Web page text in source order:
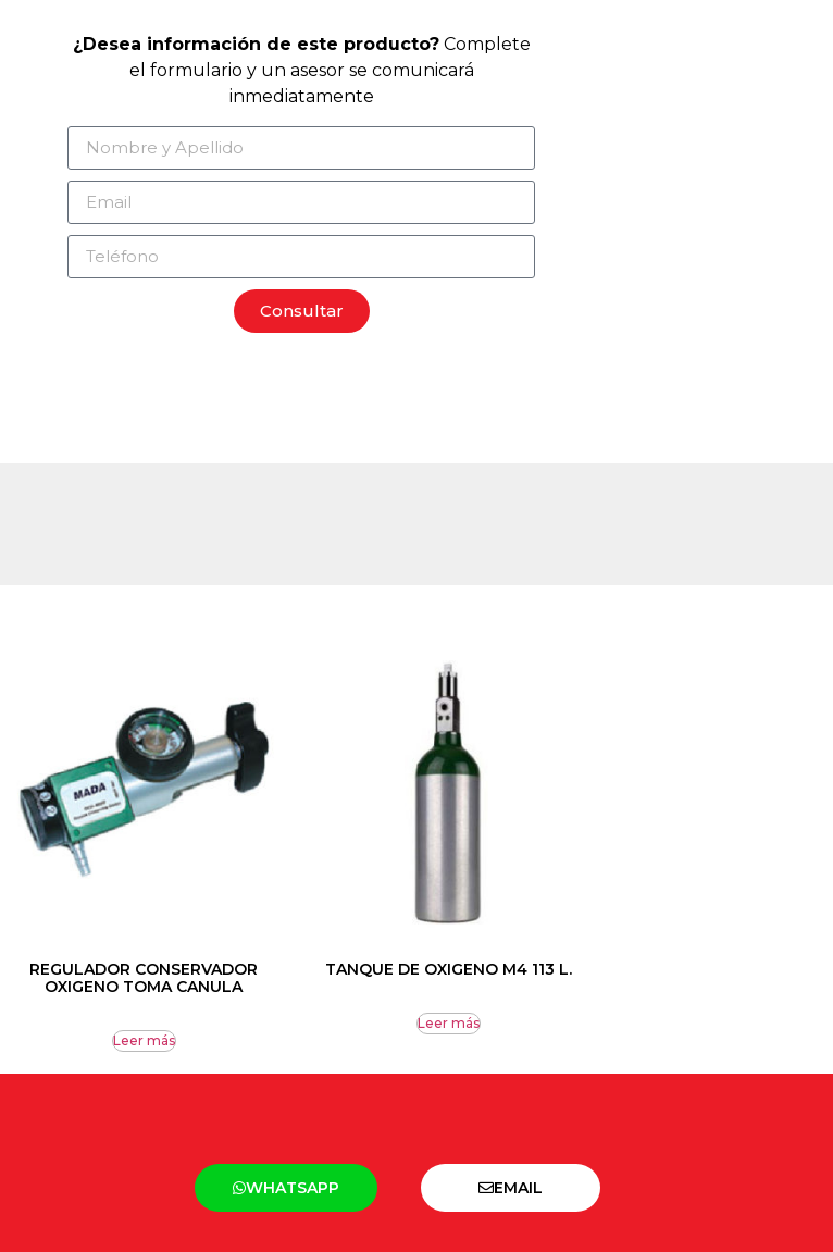
¿Desea información de este producto?Complete
el formulario y un asesor se comunicará
inmediatamente
Consultar
REGULADOR CONSERVADOR
OXIGENO TOMA CANULA
Leer más
TANQUE DE OXIGENO M4 113 L.
Leer más
WHATSAPP EMAIL